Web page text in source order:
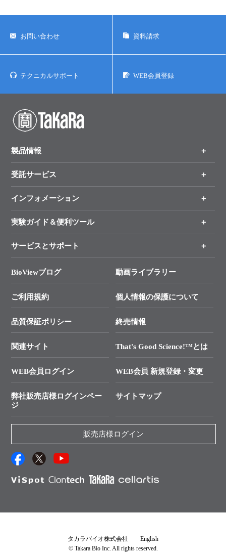
お問い合わせ 資料請求
テクニカルサポート WEB会員登録
製品情報
製品一覧
手法から製品を探す
新製品情報
受託サービス
オンライン注文
インフォメーション
キャンペーン
タカラバイオ各種会員募集のお知らせ
終売製品のお知らせ
価格改定のご案内
タカラバイオ発表文献
実験ガイド＆便利ツール
リアルタイムPCR実験のススメ
幹細胞・再生医療研究ガイド
クローニング実験ガイド
SMARTer NGSポータルサイト
プライマー設計
制限酵素切断サイトの検索
ユーザーズボイス集
エピジェネティクス実験ガイド
抗体検索サイト
サービスとサポート
総合お問い合わせ
├ 実験コンシェルジュ
├ 受託サービスお問い合わせ
└ カスタム製造お問い合わせ
資料請求 機器関連
資料請求 受託関連
資料請求 核酸抽出・精製カタログ
サンプル請求一覧
プロトコール集
説明書・CoA・SDSを探す
BioViewブログ 動画ライブラリー
ご利用規約 個人情報の保護について
品質保証ポリシー 終売情報
関連サイト That's Good Science!™とは
WEB会員ログイン WEB会員 新規登録・変更
弊社販売店様ログインペー
ジ
サイトマップ
販売店様ログイン
タカラバイオ株式会社
English
© Takara Bio Inc. All rights reserved.